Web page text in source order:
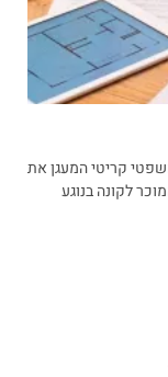
קריטי המעגן את
לקונה בנוגע